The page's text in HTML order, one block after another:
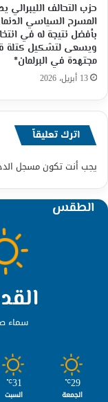
حزب التحالف الليبرالي
المسرح السياسي
ويسعى لتشكيل كتلة
مجتهدة في البرلمان*
13 أبريل، 2026
اترك تعليقاً
يجب أنت تكونمسجل
الطقس
سماء
29
℃
الجمعة
31
℃
السبت